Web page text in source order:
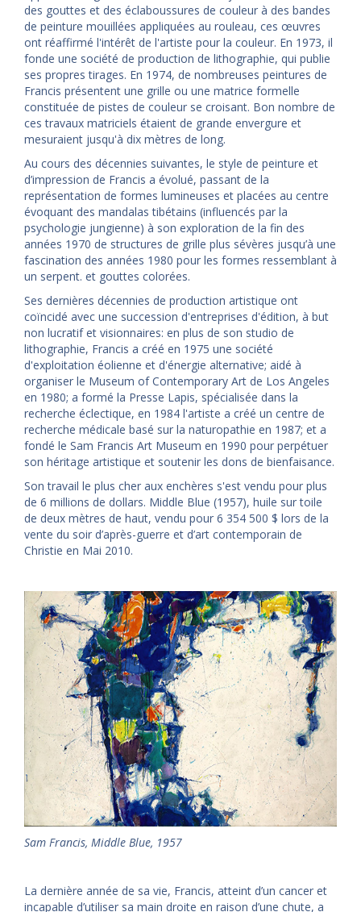
des gouttes et des éclaboussures de couleur à des bandes
de peinture mouillées appliquées au rouleau, ces œuvres
ont réaffirmé l'intérêt de l'artiste pour la couleur. En 1973, il
fonde une société de production de lithographie, qui publie
ses propres tirages. En 1974, de nombreuses peintures de
Francis présentent une grille ou une matrice formelle
constituée de pistes de couleur se croisant. Bon nombre de
ces travaux matriciels étaient de grande envergure et
mesuraient jusqu'à dix mètres de long.
Au cours des décennies suivantes, le style de peinture et
d’impression de Francis a évolué, passant de la
représentation de formes lumineuses et placées au centre
évoquant des mandalas tibétains (influencés par la
psychologie jungienne) à son exploration de la fin des
années 1970 de structures de grille plus sévères jusqu’à une
fascination des années 1980 pour les formes ressemblant à
un serpent. et gouttes colorées.
Ses dernières décennies de production artistique ont
coïncidé avec une succession d'entreprises d'édition, à but
non lucratif et visionnaires: en plus de son studio de
lithographie, Francis a créé en 1975 une société
d'exploitation éolienne et d'énergie alternative; aidé à
organiser le Museum of Contemporary Art de Los Angeles
en 1980; a formé la Presse Lapis, spécialisée dans la
recherche éclectique, en 1984 l'artiste a créé un centre de
recherche médicale basé sur la naturopathie en 1987; et a
fondé le Sam Francis Art Museum en 1990 pour perpétuer
son héritage artistique et soutenir les dons de bienfaisance.
Son travail le plus cher aux enchères s'est vendu pour plus
de 6 millions de dollars. Middle Blue (1957), huile sur toile
de deux mètres de haut, vendu pour 6 354 500 $ lors de la
vente du soir d’après-guerre et d’art contemporain de
Christie en Mai 2010.
Sam Francis, Middle Blue, 1957
La dernière année de sa vie, Francis, atteint d’un cancer et
incapable d’utiliser sa main droite en raison d’une chute, a